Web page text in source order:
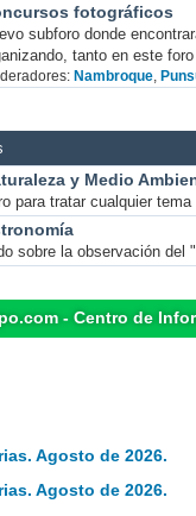
fotográficos
subforo donde
tanto en este
Nambroque,
y Medio
para tratar cualquier
sobre la observación del
- Centro de
Agosto de 2026.
Agosto de 2026.